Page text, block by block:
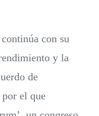
con su
y la
de
el que